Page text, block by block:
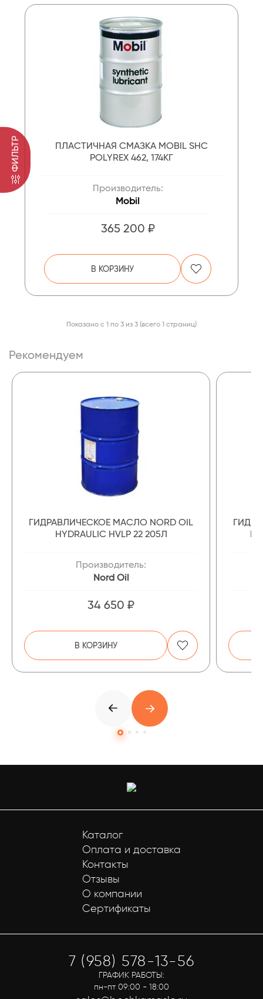
ФИЛЬТР
ПЛАСТИЧНАЯ СМАЗКА MOBIL SHC
POLYREX 462, 174КГ
Производитель:
Mobil
365 200 ₽
В КОРЗИНУ
Показано с 1 по 3 из 3 (всего 1 страниц)
Рекомендуем
ГИДРАВЛИЧЕСКОЕ МАСЛО NORD OIL
HYDRAULIC HVLP 22 205Л
Производитель:
Nord Oil
34 650 ₽
В КОРЗИНУ
Каталог
Оплата и доставка
Контакты
Отзывы
О компании
Сертификаты
7 (958) 578-13-56
ГРАФИК РАБОТЫ:
пн-пт 09:00 - 18:00